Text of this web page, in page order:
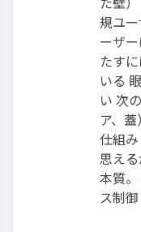
規ユ
ーザ
たす
いる
い 次
ア、
仕組
思え
本質
ス制御